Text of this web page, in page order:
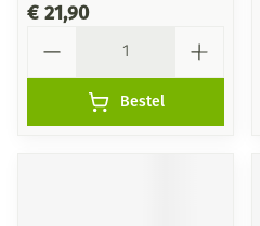
€ 21,90
Bestel